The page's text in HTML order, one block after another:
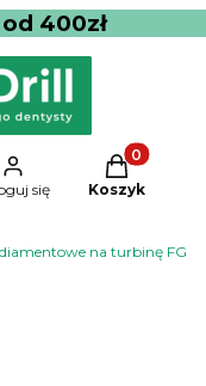
400zł
się
Produkty w
Koszyk
na turbinę FG